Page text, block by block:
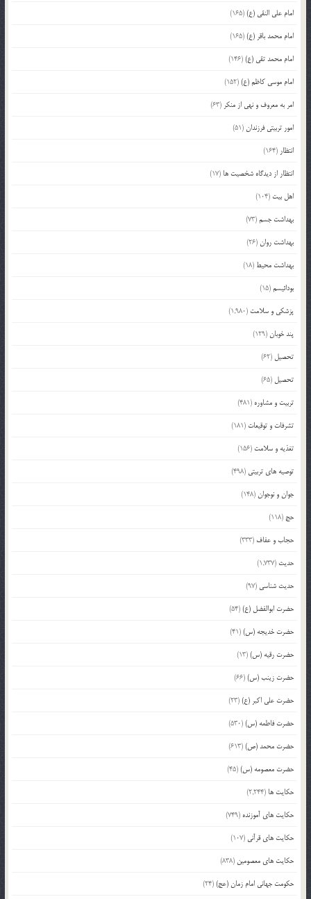
امام علی النقی (ع)(165)
امام محمد باقر (ع)(165)
امام محمد تقی (ع)(146)
امام موسی کاظم (ع)(152)
امر به معروف و نهی از منکر (63)
امور تربیتی فرزندان(51)
انتظار (164)
انتظار از دیدگاه شخصیت ها (17)
اهل بیت (104)
بهداشت جسم(73)
بهداشت روان(26)
بهداشت محیط (18)
بودائیسم(15)
پزشکی و سلامت (1,980)
پند خوبان(129)
تحصیل (62)
تحصیل (65)
تربیت و مشاوره (481)
تشرفات و توقیعات (181)
تغذیه و سلامت (156)
توصیه های تربیتی (498)
جوان و نوجوان(148)
حج (118)
حجاب و عفاف (333)
حدیث (1,737)
حدیث شناسی (97)
حضرت ابوالفضل (ع)(54)
حضرت خدیجه (س)(41)
حضرت رقیه (س)(13)
حضرت زینب (س)(66)
حضرت علی اکبر (ع)(23)
حضرت فاطمه (س)(530)
حضرت محمد (ص)(613)
حضرت معصومه (س)(45)
حکایت ها (2,244)
حکایت های آموزنده (749)
حکایت های قرآنی (107)
حکایت های معصومین (838)
حکومت جهانی امام زمان (عج)(24)